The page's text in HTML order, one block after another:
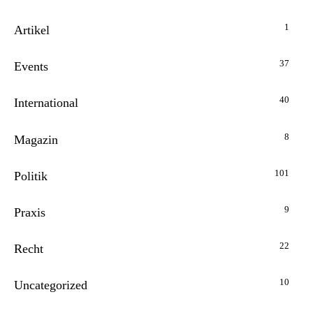
Artikel 1
Events 37
International 40
Magazin 8
Politik 101
Praxis 9
Recht 22
Uncategorized 10